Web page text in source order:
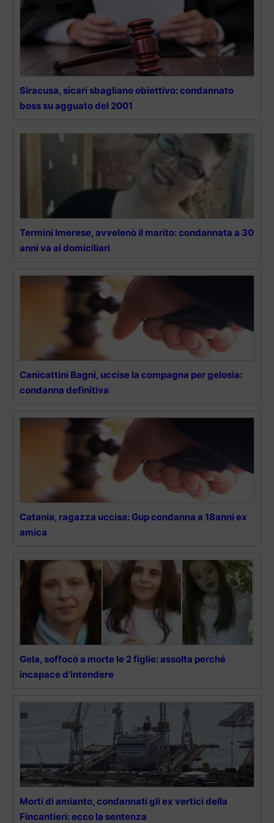
Siracusa, sicari sbagliano obiettivo: condannato
boss su agguato del 2001
Termini Imerese, avvelenò il marito: condannata a 30
anni va ai domiciliari
Canicattini Bagni, uccise la compagna per gelosia:
condanna definitiva
Catania, ragazza uccisa: Gup condanna a 18anni ex
amica
Gela, soffocò a morte le 2 figlie: assolta perché
incapace d’intendere
Morti di amianto, condannati gli ex vertici della
Fincantieri: ecco la sentenza